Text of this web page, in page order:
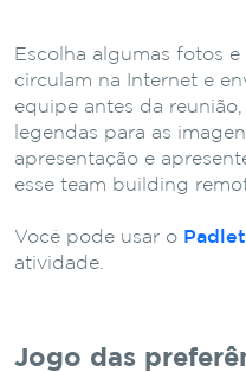
Escolha algumas fotos
circulam na Internet e
equipe antes da
legendas para as
apresentação e
esse team building
Você pode usar o Padlet
atividade.
Jogo das